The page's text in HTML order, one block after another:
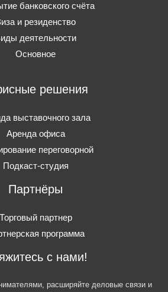
банковского счёта
и резиденство
деятельности
Основное
решения
выставочного зала
Аренда офиса
переговорной
Подкаст-студия
Партнёры
Торговый партнер
программа
с нами!
расширяйте деловые связи и